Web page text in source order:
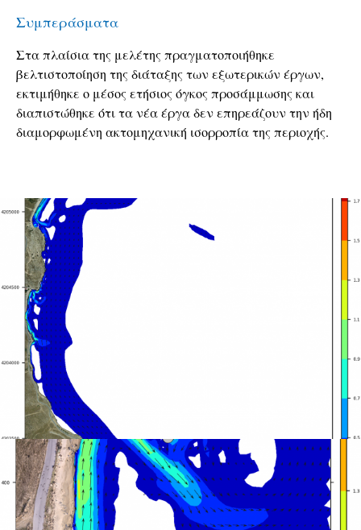
Συμπεράσματα
Στα πλαίσια της μελέτης πραγματοποιήθηκε
βελτιστοποίηση της διάταξης των εξωτερικών έργων,
εκτιμήθηκε ο μέσος ετήσιος όγκος προσάμμωσης και
διαπιστώθηκε ότι τα νέα έργα δεν επηρεάζουν την ήδη
διαμορφωμένη ακτομηχανική ισορροπία της περιοχής.